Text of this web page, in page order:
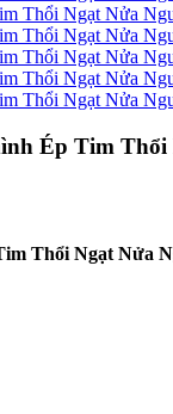
Ép Tim Thổi
Thổi Ngạt Nửa